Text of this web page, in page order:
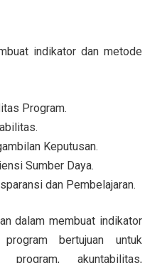
indikator dan metode
Program.
Keputusan.
Sumber Daya.
dan Pembelajaran.
dalam membuat indikator
bertujuan untuk
program, akuntabilitas,